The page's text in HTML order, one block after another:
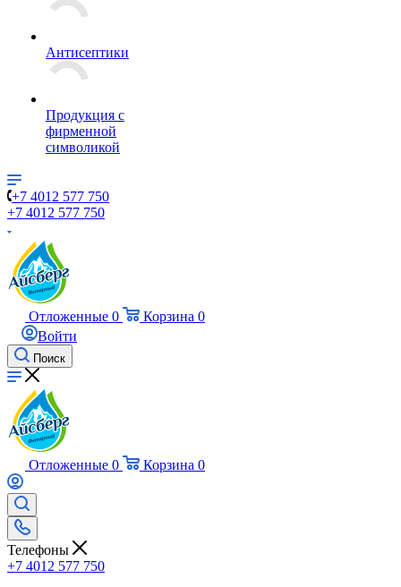
Антисептики
Продукция с
фирменной
символикой
+7 4012 577 750
+7 4012 577 750
Отложенные 0 Корзина 0
Войти
Поиск
Отложенные 0 Корзина 0
Телефоны
+7 4012 577 750